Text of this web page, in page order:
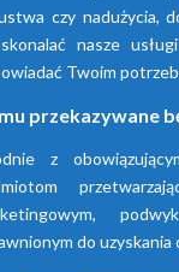
satysfakcji i
skutecznie
zamknięcia
czy nadużycia,
nasze
Twoim
przekazywane
z
do